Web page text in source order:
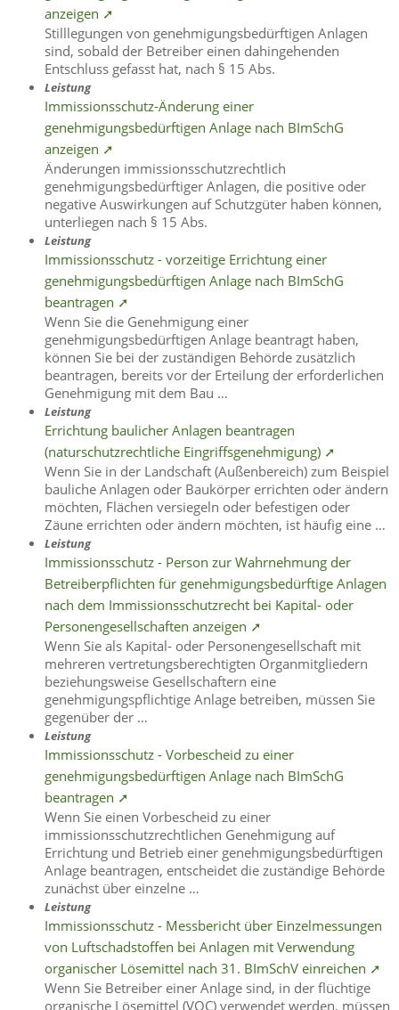
anzeigen ➚
Stilllegungen von genehmigungsbedürftigen Anlagen
sind, sobald der Betreiber einen dahingehenden
Entschluss gefasst hat, nach § 15 Abs.
Leistung
Immissionsschutz-Änderung einer
genehmigungsbedürftigen Anlage nach BImSchG
anzeigen ➚
Änderungen immissionsschutzrechtlich
genehmigungsbedürftiger Anlagen, die positive oder
negative Auswirkungen auf Schutzgüter haben können,
unterliegen nach § 15 Abs.
Leistung
Immissionsschutz - vorzeitige Errichtung einer
genehmigungsbedürftigen Anlage nach BImSchG
beantragen ➚
Wenn Sie die Genehmigung einer
genehmigungsbedürftigen Anlage beantragt haben,
können Sie bei der zuständigen Behörde zusätzlich
beantragen, bereits vor der Erteilung der erforderlichen
Genehmigung mit dem Bau …
Leistung
Errichtung baulicher Anlagen beantragen
(naturschutzrechtliche Eingriffsgenehmigung) ➚
Wenn Sie in der Landschaft (Außenbereich) zum Beispiel
bauliche Anlagen oder Baukörper errichten oder ändern
möchten, Flächen versiegeln oder befestigen oder
Zäune errichten oder ändern möchten, ist häufig eine …
Leistung
Immissionsschutz - Person zur Wahrnehmung der
Betreiberpflichten für genehmigungsbedürftige Anlagen
nach dem Immissionsschutzrecht bei Kapital- oder
Personengesellschaften anzeigen ➚
Wenn Sie als Kapital- oder Personengesellschaft mit
mehreren vertretungsberechtigten Organmitgliedern
beziehungsweise Gesellschaftern eine
genehmigungspflichtige Anlage betreiben, müssen Sie
gegenüber der …
Leistung
Immissionsschutz - Vorbescheid zu einer
genehmigungsbedürftigen Anlage nach BImSchG
beantragen ➚
Wenn Sie einen Vorbescheid zu einer
immissionsschutzrechtlichen Genehmigung auf
Errichtung und Betrieb einer genehmigungsbedürftigen
Anlage beantragen, entscheidet die zuständige Behörde
zunächst über einzelne …
Leistung
Immissionsschutz - Messbericht über Einzelmessungen
von Luftschadstoffen bei Anlagen mit Verwendung
organischer Lösemittel nach 31. BImSchV einreichen ➚
Wenn Sie Betreiber einer Anlage sind, in der flüchtige
organische Lösemittel (VOC) verwendet werden, müssen